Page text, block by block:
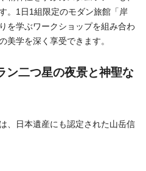
。1日1組限定のモダン旅館「岸
を学ぶワークショップを組み合わ
美学を深く享受できます。
ン二つ星の夜景と神聖な
、日本遺産にも認定された山岳信